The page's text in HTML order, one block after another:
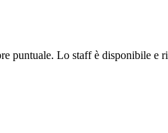
Lo staff è disponibile e